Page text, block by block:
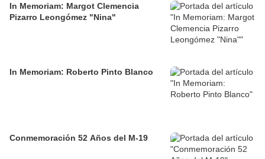
In Memoriam: Margot Clemencia
Pizarro Leongómez "Nina"
In Memoriam: Roberto Pinto Blanco
Conmemoración 52 Años del M-19